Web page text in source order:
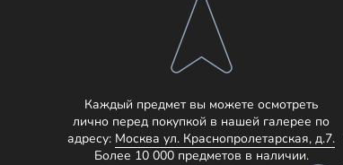
Каждый предмет вы можете осмотреть
лично перед покупкой в нашей галерее по
адресу: Москва ул. Краснопролетарская, д.7.
Более 10 000 предметов в наличии.